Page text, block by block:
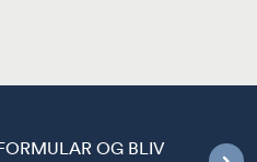
OG BLIV